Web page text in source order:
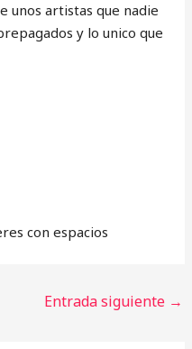
unos artistas que nadie
y lo unico que
con espacios
Entrada siguiente →